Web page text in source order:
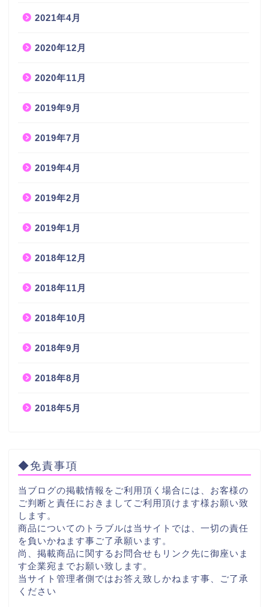
2021年4月
2020年12月
2020年11月
2019年9月
2019年7月
2019年4月
2019年2月
2019年1月
2018年12月
2018年11月
2018年10月
2018年9月
2018年8月
2018年5月
◆免責事項
当ブログの掲載情報をご利用頂く場合には、お客様の
ご判断と責任におきましてご利用頂けます様お願い致
します。
商品についてのトラブルは当サイトでは、一切の責任
を負いかねます事ご了承願います。
尚、掲載商品に関するお問合せもリンク先に御座いま
す企業宛までお願い致します。
当サイト管理者側ではお答え致しかねます事、ご了承
ください